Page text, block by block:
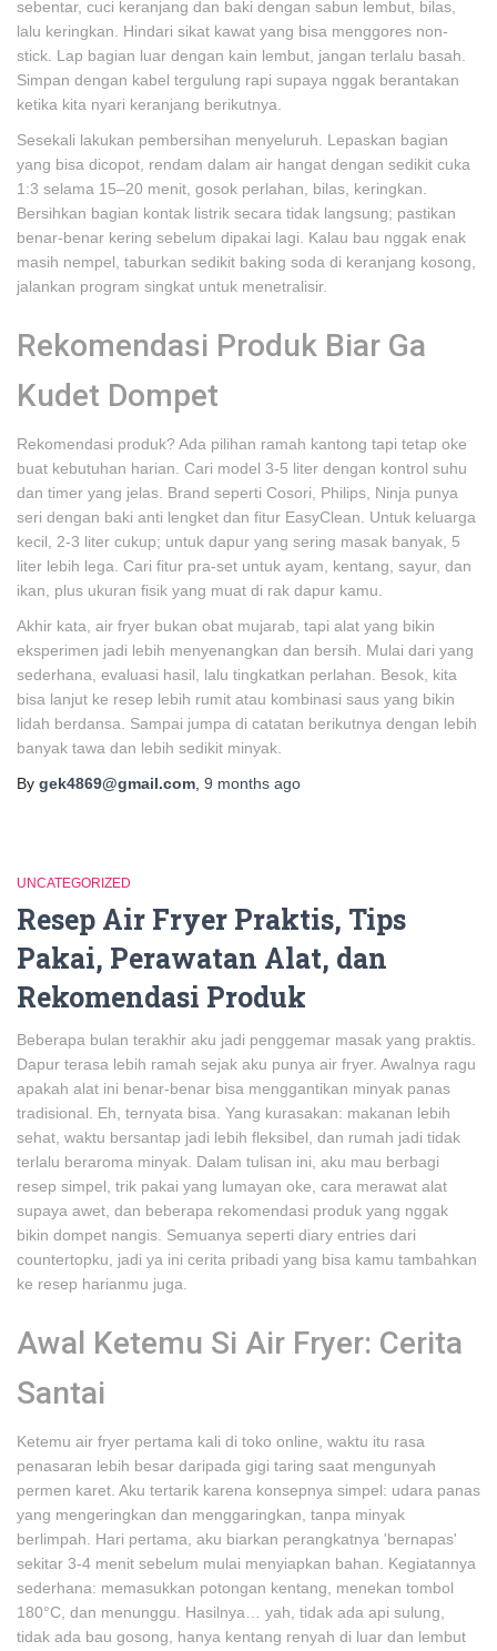
sebentar, cuci keranjang dan baki dengan sabun lembut, bilas,
lalu keringkan. Hindari sikat kawat yang bisa menggores non-
stick. Lap bagian luar dengan kain lembut, jangan terlalu basah.
Simpan dengan kabel tergulung rapi supaya nggak berantakan
ketika kita nyari keranjang berikutnya.
Sesekali lakukan pembersihan menyeluruh. Lepaskan bagian
yang bisa dicopot, rendam dalam air hangat dengan sedikit cuka
1:3 selama 15–20 menit, gosok perlahan, bilas, keringkan.
Bersihkan bagian kontak listrik secara tidak langsung; pastikan
benar-benar kering sebelum dipakai lagi. Kalau bau nggak enak
masih nempel, taburkan sedikit baking soda di keranjang kosong,
jalankan program singkat untuk menetralisir.
Rekomendasi Produk Biar Ga
Kudet Dompet
Rekomendasi produk? Ada pilihan ramah kantong tapi tetap oke
buat kebutuhan harian. Cari model 3-5 liter dengan kontrol suhu
dan timer yang jelas. Brand seperti Cosori, Philips, Ninja punya
seri dengan baki anti lengket dan fitur EasyClean. Untuk keluarga
kecil, 2-3 liter cukup; untuk dapur yang sering masak banyak, 5
liter lebih lega. Cari fitur pra-set untuk ayam, kentang, sayur, dan
ikan, plus ukuran fisik yang muat di rak dapur kamu.
Akhir kata, air fryer bukan obat mujarab, tapi alat yang bikin
eksperimen jadi lebih menyenangkan dan bersih. Mulai dari yang
sederhana, evaluasi hasil, lalu tingkatkan perlahan. Besok, kita
bisa lanjut ke resep lebih rumit atau kombinasi saus yang bikin
lidah berdansa. Sampai jumpa di catatan berikutnya dengan lebih
banyak tawa dan lebih sedikit minyak.
By gek4869@gmail.com 9 months ago
UNCATEGORIZED
Resep Air Fryer Praktis, Tips
Pakai, Perawatan Alat, dan
Rekomendasi Produk
Beberapa bulan terakhir aku jadi penggemar masak yang praktis.
Dapur terasa lebih ramah sejak aku punya air fryer. Awalnya ragu
apakah alat ini benar-benar bisa menggantikan minyak panas
tradisional. Eh, ternyata bisa. Yang kurasakan: makanan lebih
sehat, waktu bersantap jadi lebih fleksibel, dan rumah jadi tidak
terlalu beraroma minyak. Dalam tulisan ini, aku mau berbagi
resep simpel, trik pakai yang lumayan oke, cara merawat alat
supaya awet, dan beberapa rekomendasi produk yang nggak
bikin dompet nangis. Semuanya seperti diary entries dari
countertopku, jadi ya ini cerita pribadi yang bisa kamu tambahkan
ke resep harianmu juga.
Awal Ketemu Si Air Fryer: Cerita
Santai
Ketemu air fryer pertama kali di toko online, waktu itu rasa
penasaran lebih besar daripada gigi taring saat mengunyah
permen karet. Aku tertarik karena konsepnya simpel: udara panas
yang mengeringkan dan menggaringkan, tanpa minyak
berlimpah. Hari pertama, aku biarkan perangkatnya 'bernapas'
sekitar 3-4 menit sebelum mulai menyiapkan bahan. Kegiatannya
sederhana: memasukkan potongan kentang, menekan tombol
180°C, dan menunggu. Hasilnya… yah, tidak ada api sulung,
tidak ada bau gosong, hanya kentang renyah di luar dan lembut